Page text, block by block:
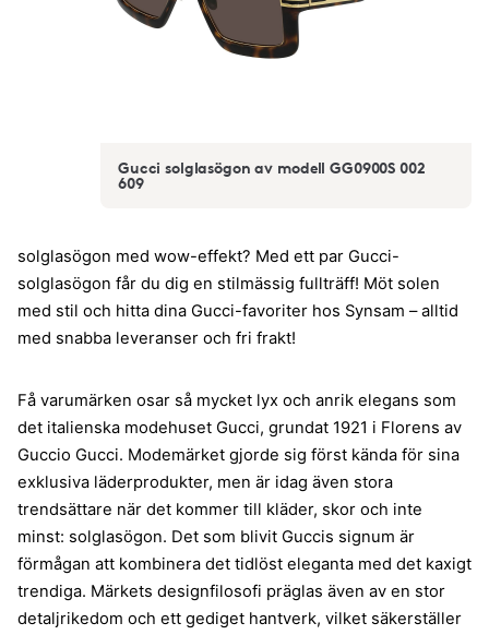
Gucci solglasögon av modell GG0900S 002
609
solglasögon med wow-effekt? Med ett par Gucci-
solglasögon får du dig en stilmässig fullträff! Möt solen
med stil och hitta dina Gucci-favoriter hos Synsam – alltid
med snabba leveranser och fri frakt!
Få varumärken osar så mycket lyx och anrik elegans som
det italienska modehuset Gucci, grundat 1921 i Florens av
Guccio Gucci. Modemärket gjorde sig först kända för sina
exklusiva läderprodukter, men är idag även stora
trendsättare när det kommer till kläder, skor och inte
minst: solglasögon. Det som blivit Guccis signum är
förmågan att kombinera det tidlöst eleganta med det kaxigt
trendiga. Märkets designfilosofi präglas även av en stor
detaljrikedom och ett gediget hantverk, vilket säkerställer